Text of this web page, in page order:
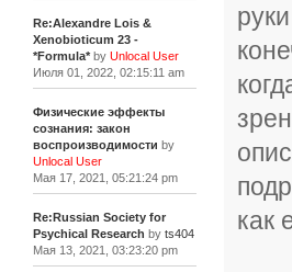
Re:Alexandre Lois &
Xenobioticum 23 -
*Formula*by Unlocal User
Июля 01, 2022, 02:15:11 am
Физические эффекты
сознания: закон
воспроизводимости by
Unlocal User
Мая 17, 2021, 05:21:24 pm
Re:Russian Society for
Psychical Research by ts404
Мая 13, 2021, 03:23:20 pm
как